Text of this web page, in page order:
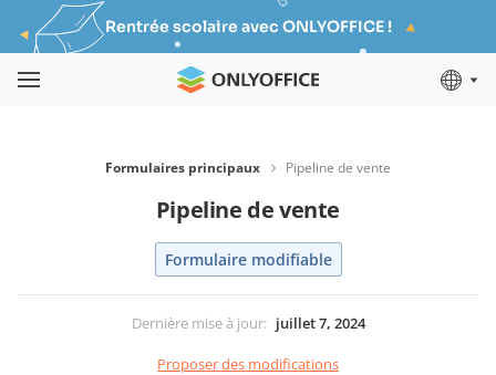
Rentrée scolaire avec ONLYOFFICE !
Formulaires principaux Pipeline de vente
Pipeline de vente
Formulaire modifiable
Dernière mise à jour: juillet 7, 2024
Proposer des modifications